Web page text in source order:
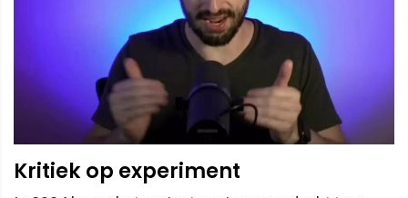
Kritiek op experiment